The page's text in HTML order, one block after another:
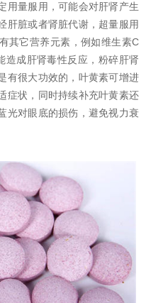
用量服用，可能会对肝肾产生
肝脏或者肾脏代谢，超量服用
其它营养元素，例如维生素C
造成肝肾毒性反应，粉碎肝肾
有很大功效的，叶黄素可增进
症状，同时持续补充叶黄素还
光对眼底的损伤，避免视力衰